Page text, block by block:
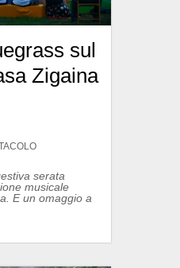
sul
Zigaina
serata
musicale
E un omaggio a